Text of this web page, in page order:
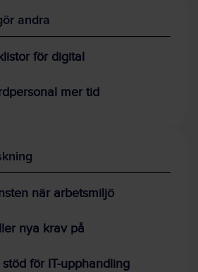
andra
för digital
mer tid
när arbetsmiljö
nya krav på
för IT-upphandling